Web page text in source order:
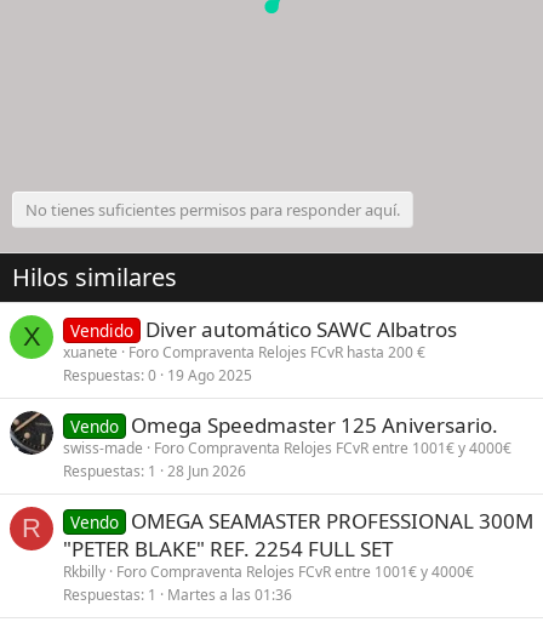
No tienes suficientes permisos para responder aquí.
Hilos similares
X Vendido Diver automático SAWC Albatros
xuanete
Foro Compraventa Relojes FCvR hasta 200 €
Respuestas 0 19 Ago 2025
Vendo Omega Speedmaster 125 Aniversario.
swiss-made
Foro Compraventa Relojes FCvR entre 1001€ y 4000€
Respuestas 1 28 Jun 2026
R Vendo OMEGA SEAMASTER PROFESSIONAL 300M
"PETER BLAKE" REF. 2254 FULL SET
Rkbilly Foro Compraventa Relojes FCvR entre 1001€ y 4000€
Respuestas 1 Martes a las 01:36